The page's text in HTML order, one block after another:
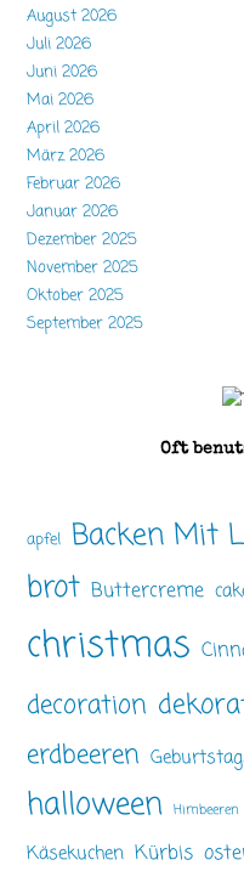
August 2026
Juli 2026
Juni 2026
Mai 2026
April 2026
März 2026
Februar 2026
Januar 2026
Dezember 2025
November 2025
Oktober 2025
September 2025
Oft
apfel Backen Mit
brot Buttercreme
christmas
decoration
erdbeeren
halloween Himbeeren
Käsekuchen Kürbis